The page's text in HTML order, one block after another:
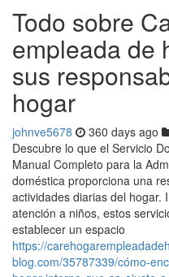
Todo sobre
empleada de
sus
hogar
johnve5678 360 days ago
Descubre lo que el Servicio
Manual Completo para la
doméstica proporciona una
actividades diarias del hogar.
atención a niños, estos
establecer un espacio
https://
blog.com/35787339/cómo-